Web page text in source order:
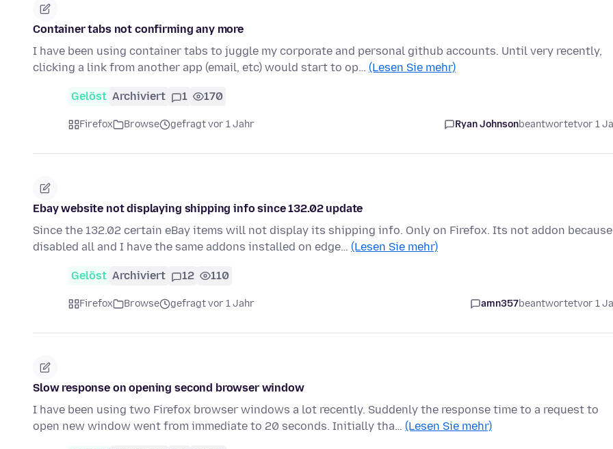
Container tabs not confirming any more
I have been using container tabs to juggle my corporate and personal github accounts. Until very recently,
clicking a link from another app (email, etc) would start to op… (Lesen Sie mehr)
Gelöst Archiviert 1 170
Firefox Browse gefragt vor 1 Jahr Ryan Johnsonbeantwortetvor 1
Ebay website not displaying shipping info since 132.02 update
Since the 132.02 certain eBay items will not display its shipping info. Only on Firefox. Its not addon
disabled all and I have the same addons installed on edge… (Lesen Sie mehr)
Gelöst Archiviert 12 110
Firefox Browse gefragt vor 1 Jahr amn357beantwortetvor 1
Slow response on opening second browser window
I have been using two Firefox browser windows a lot recently. Suddenly the response time to a request to
open new window went from immediate to 20 seconds. Initially tha… (Lesen Sie mehr)